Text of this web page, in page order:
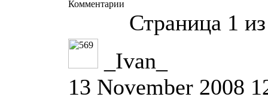
Комментарии
Страница 1
_Ivan_
13 November 2008